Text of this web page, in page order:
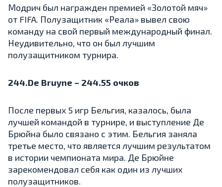
Модрич был награжден премией «Золотой мяч»
от FIFA. Полузащитник «Реала» вывел свою
команду на свой первый международный финал.
Неудивительно, что он был лучшим
полузащитником турнира.
244.De Bruyne – 244.55 очков
После первых 5 игр Бельгия, казалось, была
лучшей командой в турнире, и выступление Де
Брюйна было связано с этим. Бельгия заняла
третье место, что является лучшим результатом
в истории чемпионата мира. Де Брюйне
зарекомендовал себя как один из лучших
полузащитников.